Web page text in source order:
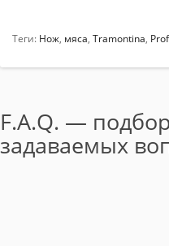
Теги: Нож, мяса, Tramontina,
F.A.Q. —
задаваемых